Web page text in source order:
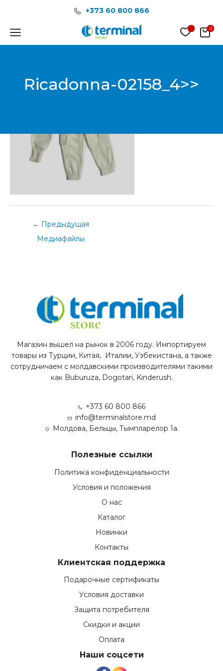
содержимому
+373 60 800 866
Main
Menu
Ricadonna-02158_4>>
← Предыдущая
Медиафайлы
Магазин вышел на рынок в 2006 году. Импортируем
товары из Турции, Китая, Италии, Узбекистана, а также
сотрудничаем с молдавскими производителями такими
как Buburuza, Dogotari, Kinderush.
+373 60 800 866
info@terminalstore.md
Молдова, Бельцы, Тымпларелор 1а.
Полезные ссылки
Политика конфиденциальности
Условия и положения
О нас
Каталог
Новинки
Контакты
Клиентская поддержка
Подарочные сертификаты
Условия доставки
Защита потребителя
Скидки и акции
Оплата
Наши соцсети